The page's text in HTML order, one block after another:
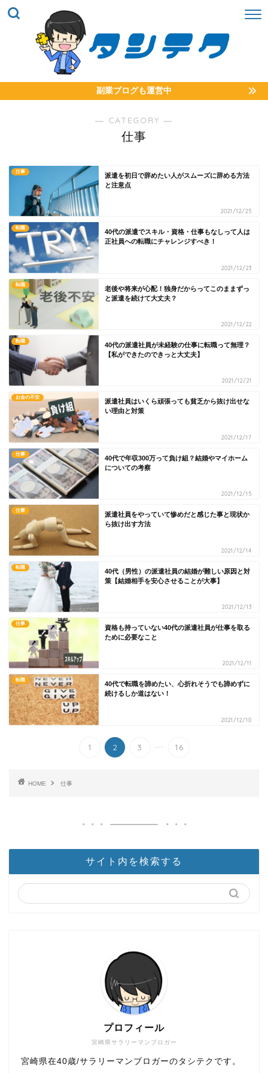
副業ブログも運営中
― CATEGORY ―
仕事
仕事
派遣を初日で辞めたい人がスムーズに辞める方法
と注意点
2021/12/25
転職
40代の派遣でスキル・資格・仕事もなしって人は
正社員への転職にチャレンジすべき！
2021/12/23
転職
老後や将来が心配！独身だからってこのままずっ
と派遣を続けて大丈夫？
2021/12/22
転職
40代の派遣社員が未経験の仕事に転職って無理？
【私ができたのできっと大丈夫】
2021/12/21
お金の不安
派遣社員はいくら頑張っても貧乏から抜け出せな
い理由と対策
2021/12/17
仕事
40代で年収300万って負け組？結婚やマイホーム
についての考察
2021/12/15
仕事
派遣社員をやっていて惨めだと感じた事と現状か
ら抜け出す方法
2021/12/14
転職
40代（男性）の派遣社員の結婚が難しい原因と対
策【結婚相手を安心させることが大事】
2021/12/13
仕事
資格も持っていない40代の派遣社員が仕事を取る
ために必要なこと
2021/12/11
転職
40代で転職を諦めたい、心折れそうでも諦めずに
続けるしか道はない！
2021/12/10
1 2 3 ... 16
HOME 仕事
サイト内を検索する
宮崎県サラリーマンブロガー
プロフィール
宮崎県在40歳/サラリーマンブロガーのタシテクです。